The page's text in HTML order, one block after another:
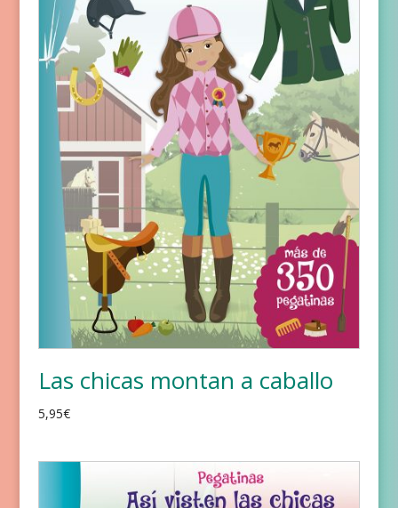
Las chicas montan a caballo
5,95€